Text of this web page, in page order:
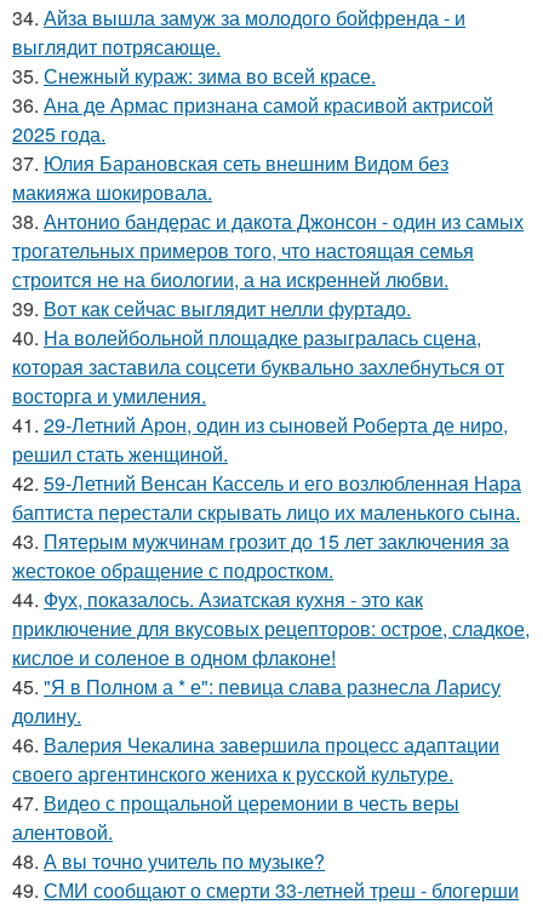
34. Айза вышла замуж за молодого бойфренда - и
выглядит потрясающе.
35. Снежный кураж: зима во всей красе.
36. Ана де Армас признана самой красивой актрисой
2025 года.
37. Юлия Барановская сеть внешним Видом без
макияжа шокировала.
38. Антонио бандерас и дакота Джонсон - один из самых
трогательных примеров того, что настоящая семья
строится не на биологии, а на искренней любви.
39. Вот как сейчас выглядит нелли фуртадо.
40. На волейбольной площадке разыгралась сцена,
которая заставила соцсети буквально захлебнуться от
восторга и умиления.
41. 29-Летний Арон, один из сыновей Роберта де ниро,
решил стать женщиной.
42. 59-Летний Венсан Кассель и его возлюбленная Нара
баптиста перестали скрывать лицо их маленького сына.
43. Пятерым мужчинам грозит до 15 лет заключения за
жестокое обращение с подростком.
44. Фух, показалось. Азиатская кухня - это как
приключение для вкусовых рецепторов: острое, сладкое,
кислое и соленое в одном флаконе!
45. "Я в Полном а * е": певица слава разнесла Ларису
долину.
46. Валерия Чекалина завершила процесс адаптации
своего аргентинского жениха к русской культуре.
47. Видео с прощальной церемонии в честь веры
алентовой.
48. А вы точно учитель по музыке?
49. СМИ сообщают о смерти 33-летней треш - блогерши